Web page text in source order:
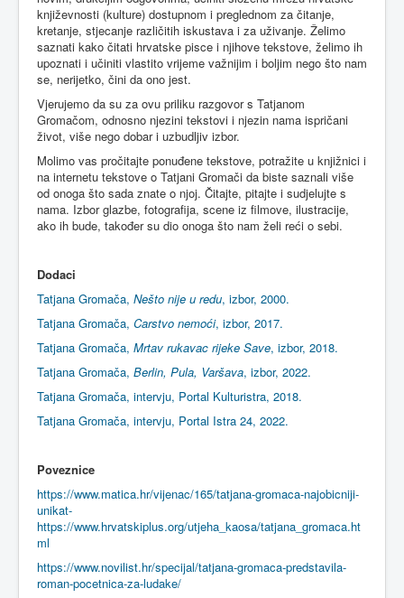
književnosti (kulture) dostupnom i preglednom za čitanje,
kretanje, stjecanje različitih iskustava i za uživanje. Želimo
saznati kako čitati hrvatske pisce i njihove tekstove, želimo ih
upoznati i učiniti vlastito vrijeme važnijim i boljim nego što nam
se, nerijetko, čini da ono jest.
Vjerujemo da su za ovu priliku razgovor s Tatjanom
Gromačom, odnosno njezini tekstovi i njezin nama ispričani
život, više nego dobar i uzbudljiv izbor.
Molimo vas pročitajte ponuđene tekstove, potražite u knjižnici i
na internetu tekstove o Tatjani Gromači da biste saznali više
od onoga što sada znate o njoj. Čitajte, pitajte i sudjelujte s
nama. Izbor glazbe, fotografija, scene iz filmove, ilustracije,
ako ih bude, također su dio onoga što nam želi reći o sebi.
Dodaci
Tatjana Gromača, Nešto nije u redu, izbor, 2000.
Tatjana Gromača, Carstvo nemoći, izbor, 2017.
Tatjana Gromača, Mrtav rukavac rijeke Save, izbor, 2018.
Tatjana Gromača, Berlin, Pula, Varšava, izbor, 2022.
Tatjana Gromača, intervju, Portal Kulturistra, 2018.
Tatjana Gromača, intervju, Portal Istra 24, 2022.
Poveznice
https://www.matica.hr/vijenac/165/tatjana-gromaca-najobicniji-
unikat-
https://www.hrvatskiplus.org/utjeha_kaosa/tatjana_gromaca.ht
ml
https://www.novilist.hr/specijal/tatjana-gromaca-predstavila-
roman-pocetnica-za-ludake/